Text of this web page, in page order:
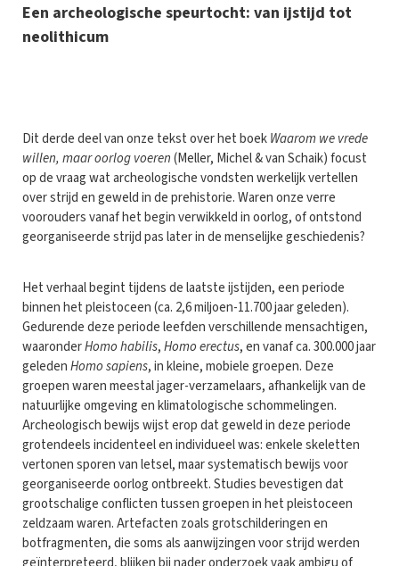
Een archeologische speurtocht: van ijstijd tot
neolithicum
Dit derde deel van onze tekst over het boekWaarom we vrede
willen, maar oorlog voeren(Meller, Michel & van Schaik) focust
op de vraag wat archeologische vondsten werkelijk vertellen
over strijd en geweld in de prehistorie. Waren onze verre
voorouders vanaf het begin verwikkeld in oorlog, of ontstond
georganiseerde strijd pas later in de menselijke geschiedenis?
Het verhaal begint tijdens de laatste ijstijden, een periode
binnen het pleistoceen (ca. 2,6 miljoen-11.700 jaar geleden).
Gedurende deze periode leefden verschillende mensachtigen,
waaronderHomo habilis,Homo erectus, en vanaf ca. 300.000 jaar
geledenHomo sapiens, in kleine, mobiele groepen. Deze
groepen waren meestal jager-verzamelaars, afhankelijk van de
natuurlijke omgeving en klimatologische schommelingen.
Archeologisch bewijs wijst erop dat geweld in deze periode
grotendeels incidenteel en individueel was: enkele skeletten
vertonen sporen van letsel, maar systematisch bewijs voor
georganiseerde oorlog ontbreekt. Studies bevestigen dat
grootschalige conflicten tussen groepen in het pleistoceen
zeldzaam waren. Artefacten zoals grotschilderingen en
botfragmenten, die soms als aanwijzingen voor strijd werden